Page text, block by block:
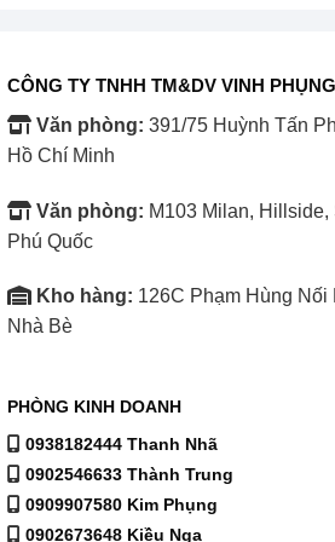
4567N có thể điều chỉnh độ cao
dùng sắp xếp từ đồ uống, thực phẩm
một cách khoa học và hợp lý.
Bánh xe chịu lực và khóa cửa an toàn
Tủ được trang bị bánh xe chịu lực
nhàng và linh hoạt. Cửa tủ có khóa
tăng hiệu quả bảo quản.
Ưu điểm vượt trội khi chọn
Alaska 340 lít BCD-4567N
CÔNG TY TNHH TM&DV VINH PHỤNG
Văn phòng: 391/75 Huỳnh Tấn
Hồ Chí Minh
Văn phòng: M103 Milan,
Phú Quốc
Kho hàng: 126C Phạm Hùng
Nhà Bè
PHÒNG KINH DOANH
0938182444 Thanh Nhã
0902546633 Thành Trung
0909907580 Kim Phụng
0902673648 Kiều Nga